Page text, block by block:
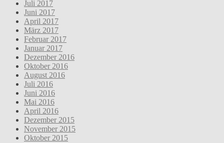
Juli 2017
Juni 2017
April 2017
März 2017
Februar 2017
Januar 2017
Dezember 2016
Oktober 2016
August 2016
Juli 2016
Juni 2016
Mai 2016
April 2016
Dezember 2015
November 2015
Oktober 2015